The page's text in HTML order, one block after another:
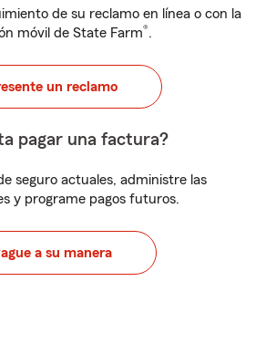
de su reclamo en línea o con la
móvil de State Farm®.
un reclamo
pagar una factura?
seguro actuales, administre las
y programe pagos futuros.
a su manera